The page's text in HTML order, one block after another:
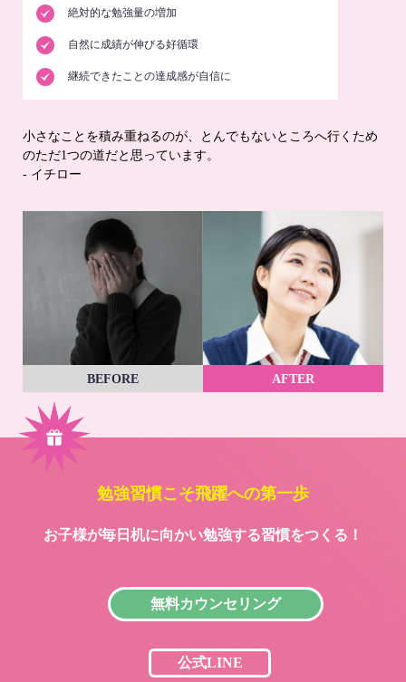
絶対的な勉強量の増加
自然に成績が伸びる好循環
継続できたことの達成感が自信に
小さなことを積み重ねるのが、とんでもないところへ行くため
のただ1つの道だと思っています。
- イチロー
BEFORE AFTER
勉強習慣こそ飛躍への第一歩
お子様が毎日机に向かい勉強する習慣をつくる！
無料カウンセリング
公式LINE